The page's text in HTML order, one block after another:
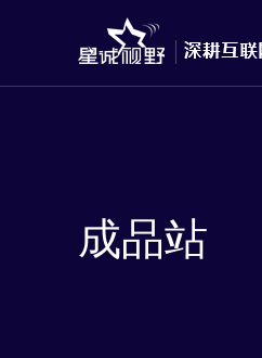
成品站